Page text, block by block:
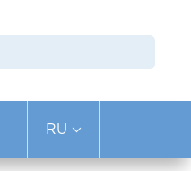
RU